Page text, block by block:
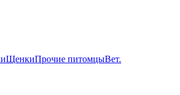
ЩенкиПрочие питомцыВет.